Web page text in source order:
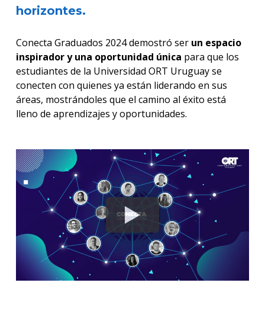
horizontes.
Conecta Graduados 2024 demostró ser un espacio
inspirador y una oportunidad única para que los
estudiantes de la Universidad ORT Uruguay se
conecten con quienes ya están liderando en sus
áreas, mostrándoles que el camino al éxito está
lleno de aprendizajes y oportunidades.